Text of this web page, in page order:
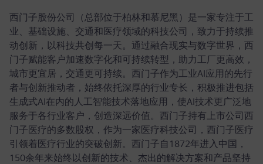
西门子股份公司（总部位于柏林和慕尼黑）是一家专注于工
业、基础设施、交通和医疗领域的科技公司，致力于持续推
动创新，以科技共创每一天。通过融合现实与数字世界，西
门子赋能客户加速数字化和可持续转型，助力工厂更高效，
城市更宜居，交通更可持续。西门子作为工业AI应用的先行
者与创新推动者，始终依托深厚的行业专长，积极推进包括
生成式AI在内的人工智能技术落地应用，使AI技术更广泛地
服务于各行业客户，创造深远价值。西门子持有上市公司西
门子医疗的多数股权，作为一家医疗科技公司，西门子医疗
引领着医疗行业的突破创新。西门子自1872年进入中国，
150余年来始终以创新的技术、杰出的解决方案和产品坚持